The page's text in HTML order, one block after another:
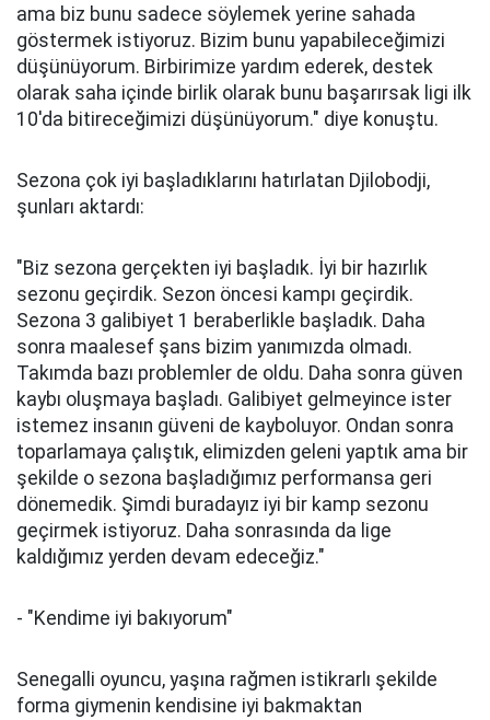
ama biz bunu sadece söylemek yerine sahada
göstermek istiyoruz. Bizim bunu yapabileceğimizi
düşünüyorum. Birbirimize yardım ederek, destek
olarak saha içinde birlik olarak bunu başarırsak ligi ilk
10'da bitireceğimizi düşünüyorum." diye konuştu.
Sezona çok iyi başladıklarını hatırlatan Djilobodji,
şunları aktardı:
"Biz sezona gerçekten iyi başladık. İyi bir hazırlık
sezonu geçirdik. Sezon öncesi kampı geçirdik.
Sezona 3 galibiyet 1 beraberlikle başladık. Daha
sonra maalesef şans bizim yanımızda olmadı.
Takımda bazı problemler de oldu. Daha sonra güven
kaybı oluşmaya başladı. Galibiyet gelmeyince ister
istemez insanın güveni de kayboluyor. Ondan sonra
toparlamaya çalıştık, elimizden geleni yaptık ama bir
şekilde o sezona başladığımız performansa geri
dönemedik. Şimdi buradayız iyi bir kamp sezonu
geçirmek istiyoruz. Daha sonrasında da lige
kaldığımız yerden devam edeceğiz."
- "Kendime iyi bakıyorum"
Senegalli oyuncu, yaşına rağmen istikrarlı şekilde
forma giymenin kendisine iyi bakmaktan